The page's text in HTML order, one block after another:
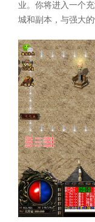
业。你将进入一个
城和副本，与强大